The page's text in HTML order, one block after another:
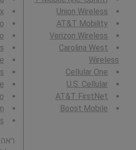
Union Wireless
AT&T Mobility
Verizon Wireless
Carolina West
Wireless
Cellular One
U.S. Cellular
AT&T FirstNet
Boost Mobile